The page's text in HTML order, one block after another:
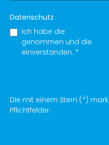
Datenschutz
Ich habe die
genommen und die
einverstanden. *
Die mit einem Stern (*)
Pflichtfelder.